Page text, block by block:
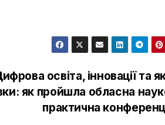
освіта, інновації та
як пройшла обласна
практична